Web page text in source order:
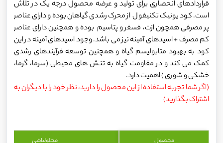
قراردادهای انحصاری برای تولید و عرضه محصول درجه یک در تلاش
است. کود یونیک تکنیفول از محرک رشدی گیاهان بوده و دارای عناصر
پر مصرفی همچون ازت، فسفر و پتاسیم بوده و همچنین دارای عناصر
کم مصرف + اسیدهای آمینه نیز می باشد. وجود اسیدهای آمینه در این
کود به بهبود متابولیسم گیاه و همچنین توسعه فرآیندهای رشدی
کمک می کند و در مقاومت گیاه به تنش های محیطی (سرما، گرما،
خشکی و شوری ) اهمیت دارد.
(اگر شما تجربه استفاده از این محصول را دارید، نظر خود را با دیگران به
اشتراک بگذارید)
محصول محلولپاشی